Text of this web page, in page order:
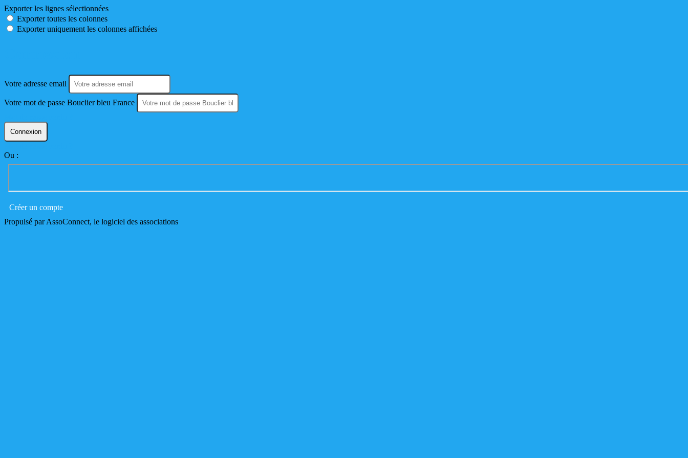
Exporter les lignes sélectionnées
Exporter toutes les colonnes
Exporter uniquement les colonnes affichées
Votre adresse email
Votre mot de passe Bouclier bleu France
Connexion
Ou :
Créer un compte
Propulsé par AssoConnect, le logiciel des associations